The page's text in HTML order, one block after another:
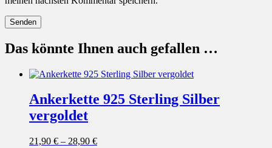
Das könnte Ihnen auch gefallen …
Ankerkette 925 Sterling Silber
vergoldet
21,90 € – 28,90 €